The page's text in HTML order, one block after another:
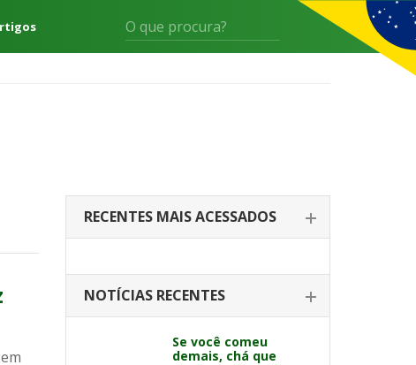
RECENTES MAIS ACESSADOS
NOTÍCIAS RECENTES
Se você comeu
demais, chá que